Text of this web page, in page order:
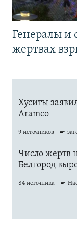
Генералы и
жертвах